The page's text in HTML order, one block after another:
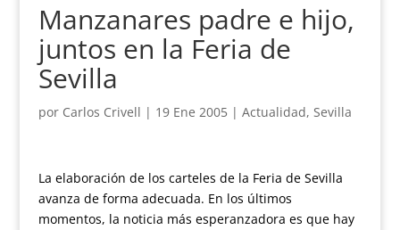
Manzanares padre e hijo,
juntos en la Feria de
Sevilla
por Carlos Crivell | 19 Ene 2005| Actualidad, Sevilla
La elaboración de los carteles de la Feria de Sevilla
avanza de forma adecuada. En los últimos
momentos, la noticia más esperanzadora es que hay